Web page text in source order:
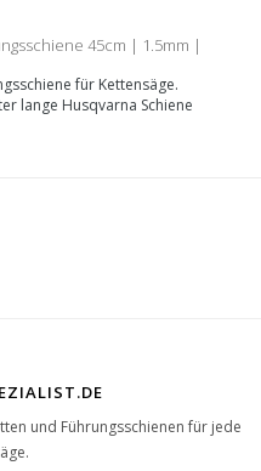
45cm | 1.5mm |
für Kettensäge.
lange Husqvarna Schiene
ist lieferbar in
und Führungsschienen für jede